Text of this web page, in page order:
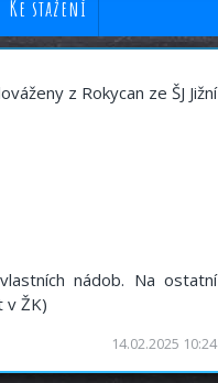
Ke stažení
z Rokycan ze ŠJ Jižní
nádob. Na ostatní
v ŽK)
14.02.2025 10:24